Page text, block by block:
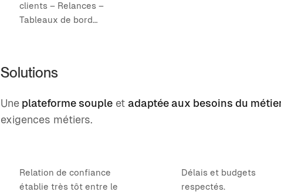
clients – Relances –
Tableaux de bord…
Solutions
Uneplateforme soupleet adaptée aux besoins du
exigences métiers.
Relation de confiance
établie très tôt entre le
Délais et budgets
respectés.